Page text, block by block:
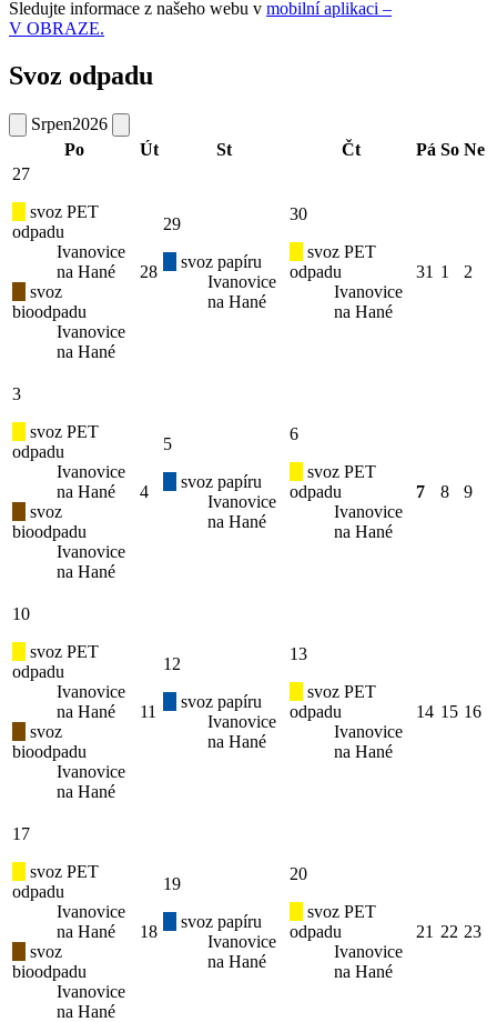
Sledujte informace z našeho webu v mobilní aplikaci –
V OBRAZE.
Svoz odpadu
Srpen2026
Po
Út St Čt Pá So Ne
27
svoz PET
odpadu
Ivanovice
na Hané
svoz
bioodpadu
Ivanovice
na Hané
28
29
svoz papíru
Ivanovice
na Hané
30
svoz PET
odpadu
Ivanovice
na Hané
31 1 2
3
svoz PET
odpadu
Ivanovice
na Hané
svoz
bioodpadu
Ivanovice
na Hané
4
5
svoz papíru
Ivanovice
na Hané
6
svoz PET
odpadu
Ivanovice
na Hané
7 8 9
10
svoz PET
odpadu
Ivanovice
na Hané
svoz
bioodpadu
Ivanovice
na Hané
11
12
svoz papíru
Ivanovice
na Hané
13
svoz PET
odpadu
Ivanovice
na Hané
14 15 16
17
svoz PET
odpadu
Ivanovice
na Hané
svoz
bioodpadu
Ivanovice
na Hané
18
19
svoz papíru
Ivanovice
na Hané
20
svoz PET
odpadu
Ivanovice
na Hané
21 22 23